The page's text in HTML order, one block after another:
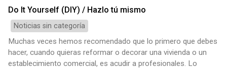
Do It Yourself (DIY) / Hazlo tú mismo
Noticias sin categoría
Muchas veces hemos recomendado que lo primero que debes
hacer, cuando quieras reformar o decorar una vivienda o un
establecimiento comercial, es acudir a profesionales. Lo